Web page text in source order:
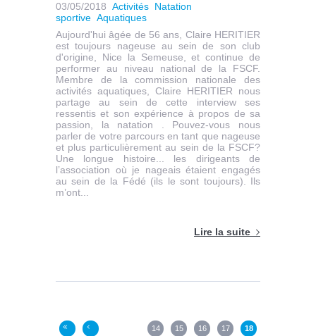
03/05/2018 Activités Natation
sportive Aquatiques
Aujourd'hui âgée de 56 ans, Claire HERITIER
est toujours nageuse au sein de son club
d'origine, Nice la Semeuse, et continue de
performer au niveau national de la FSCF.
Membre de la commission nationale des
activités aquatiques, Claire HERITIER nous
partage au sein de cette interview ses
ressentis et son expérience à propos de sa
passion, la natation . Pouvez-vous nous
parler de votre parcours en tant que nageuse
et plus particulièrement au sein de la FSCF?
Une longue histoire... les dirigeants de
l’association où je nageais étaient engagés
au sein de la Fédé (ils le sont toujours). Ils
m’ont...
Lire la suite
« ‹ … 14 15 16 17 18